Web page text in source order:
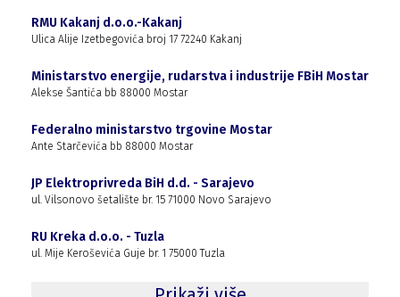
RMU Kakanj d.o.o.-Kakanj
Ulica Alije Izetbegovića broj 17 72240 Kakanj
Ministarstvo energije, rudarstva i industrije FBiH Mostar
Alekse Šantića bb 88000 Mostar
Federalno ministarstvo trgovine Mostar
Ante Starčevića bb 88000 Mostar
JP Elektroprivreda BiH d.d. - Sarajevo
ul. Vilsonovo šetalište br. 15 71000 Novo Sarajevo
RU Kreka d.o.o. - Tuzla
ul. Mije Keroševića Guje br. 1 75000 Tuzla